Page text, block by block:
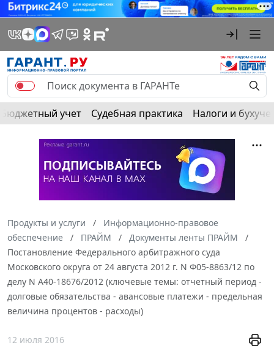
Бюджетный учет Судебная практика Налоги и
Продукты и услуги
Информационно-правовое
обеспечение
ПРАЙМ
Документы ленты ПРАЙМ
Постановление Федерального арбитражного суда
Московского округа от 24 августа 2012 г. N Ф05-8863/12 по
делу N А40-18676/2012 (ключевые темы: отчетный период -
долговые обязательства - авансовые платежи - предельная
величина процентов - расходы)
12 июля 2016